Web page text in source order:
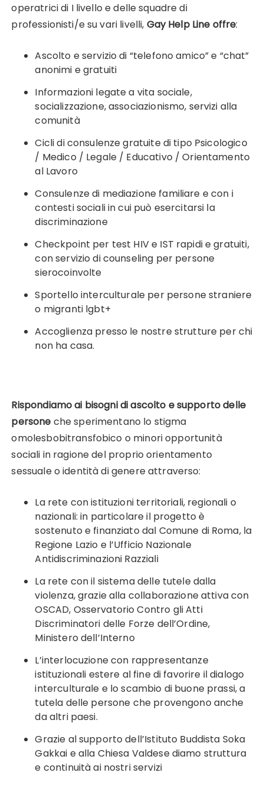
operatrici di I livello e delle squadre di
professionisti/e su vari livelli, Gay Help Line offre:
Ascolto e servizio di “telefono amico” e “chat”
anonimi e gratuiti
Informazioni legate a vita sociale,
socializzazione, associazionismo, servizi alla
comunità
Cicli di consulenze gratuite di tipo Psicologico
/ Medico / Legale / Educativo / Orientamento
al Lavoro
Consulenze di mediazione familiare e con i
contesti sociali in cui può esercitarsi la
discriminazione
Checkpoint per test HIV e IST rapidi e gratuiti,
con servizio di counseling per persone
sierocoinvolte
Sportello interculturale per persone straniere
o migranti lgbt+
Accoglienza presso le nostre strutture per chi
non ha casa.
Rispondiamo ai bisogni di ascolto e supporto delle
persone che sperimentano lo stigma
omolesbobitransfobico o minori opportunità
sociali in ragione del proprio orientamento
sessuale o identità di genere attraverso:
La rete con istituzioni territoriali, regionali o
nazionali: in particolare il progetto è
sostenuto e finanziato dal Comune di Roma, la
Regione Lazio e l’Ufficio Nazionale
Antidiscriminazioni Razziali
La rete con il sistema delle tutele dalla
violenza, grazie alla collaborazione attiva con
OSCAD, Osservatorio Contro gli Atti
Discriminatori delle Forze dell’Ordine,
Ministero dell’Interno
L’interlocuzione con rappresentanze
istituzionali estere al fine di favorire il dialogo
interculturale e lo scambio di buone prassi, a
tutela delle persone che provengono anche
da altri paesi.
Grazie al supporto dell’Istituto Buddista Soka
Gakkai e alla Chiesa Valdese diamo struttura
e continuità ai nostri servizi